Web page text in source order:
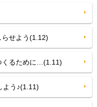
せよう(1.12)
るために…(1.11)
う♪(1.11)